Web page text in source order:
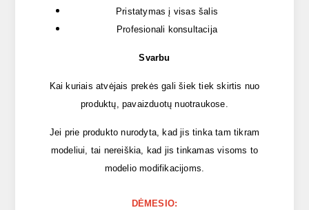
Pristatymas į visas šalis
Profesionali konsultacija
Svarbu
Kai kuriais atvėjais prekės gali šiek tiek skirtis nuo
produktų, pavaizduotų nuotraukose.
Jei prie produkto nurodyta, kad jis tinka tam tikram
modeliui, tai nereiškia, kad jis tinkamas visoms to
modelio modifikacijoms.
DĖMESIO: